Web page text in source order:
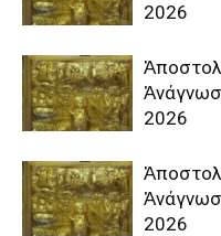
2026
2026
2026